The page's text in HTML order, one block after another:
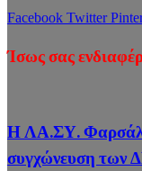
Facebook Twitter
Ίσως σας
Η ΛΑ.ΣΥ.
συγχώνευση των